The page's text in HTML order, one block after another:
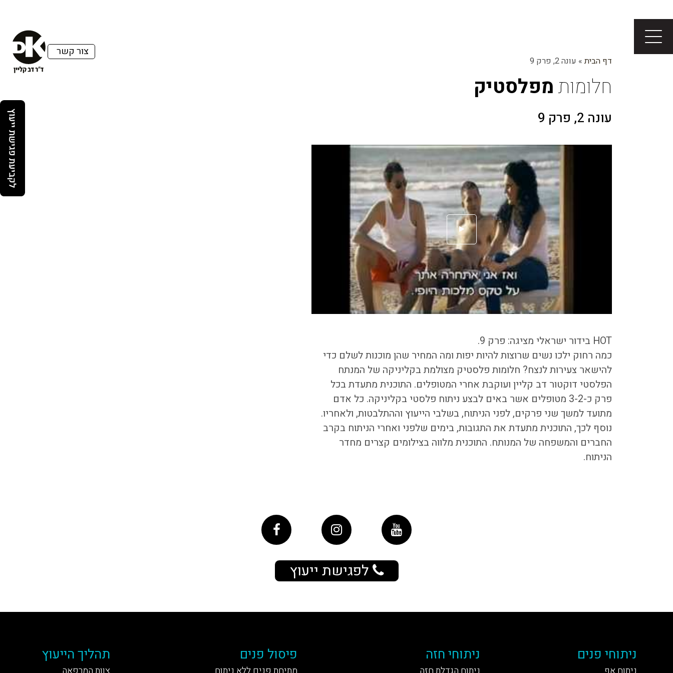
צור קשר
דף הבית» עונה 2, פרק 9
חלומותמפלסטיק
עונה 2, פרק 9
HOT בידור ישראלי מציגה: פרק 9.
כמה רחוק ילכו נשים שרוצות להיות יפות ומה המחיר שהן מוכנות לשלם כדי
להישאר צעירות לנצח? חלומות פלסטיק מצולמת בקליניקה של המנתח
הפלסטי דוקטור דב קליין ועוקבת אחרי המטופלים. התוכנית מתעדת בכל
פרק כ-3-2 מטופלים אשר באים לבצע ניתוח פלסטי בקליניקה. כל אדם
מתועד למשך שני פרקים, לפני הניתוח, בשלבי הייעוץ וההתלבטות, ולאחריו.
נוסף לכך, התוכנית מתעדת את התגובות, בימים שלפני ואחרי הניתוח בקרב
החברים והמשפחה של המנותח. התוכנית מלווה בצילומים קצרים מחדר
הניתוח.
לפגישת ייעוץ
ניתוחי פנים ניתוחי חזה פיסול פנים תהליך הייעוץ